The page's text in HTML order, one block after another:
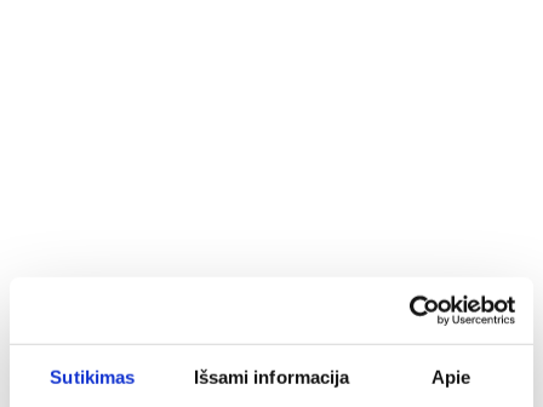
Sutikimas Išsami informacija Apie